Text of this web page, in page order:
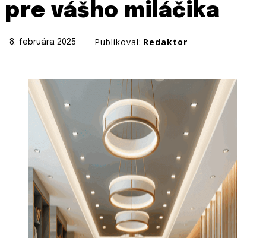
pre vášho miláčika
8. februára 2025 Publikoval: Redaktor